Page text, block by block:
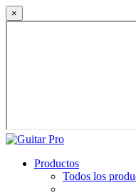
×
Productos
Todos los